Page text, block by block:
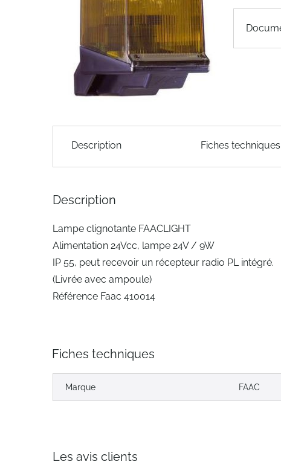
images
gallery
the
images
Description Fiches techniques
Description
Lampe clignotante FAACLIGHT
Alimentation 24Vcc, lampe 24V / 9W
IP 55, peut recevoir un récepteur radio PL intégré.
(Livrée avec ampoule)
Référence Faac 410014
Fiches techniques
Marque FAAC
Les avis clients